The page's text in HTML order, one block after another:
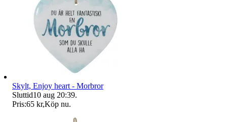
Skylt, Enjoy heart - Morbror
Sluttid10 aug 20:39.
Pris:65 kr,Köp nu.